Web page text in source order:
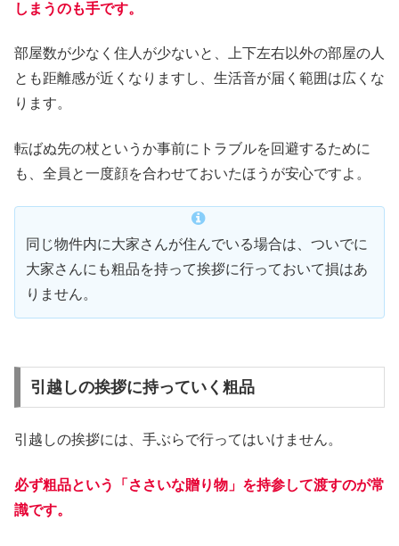
しまうのも手です。
部屋数が少なく住人が少ないと、上下左右以外の部屋の人
とも距離感が近くなりますし、生活音が届く範囲は広くな
ります。
転ばぬ先の杖というか事前にトラブルを回避するために
も、全員と一度顔を合わせておいたほうが安心ですよ。
同じ物件内に大家さんが住んでいる場合は、ついでに
大家さんにも粗品を持って挨拶に行っておいて損はあ
りません。
引越しの挨拶に持っていく粗品
引越しの挨拶には、手ぶらで行ってはいけません。
必ず粗品という「ささいな贈り物」を持参して渡すのが常
識です。